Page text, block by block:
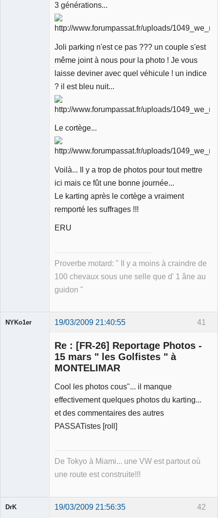
3 générations...
Joli parking n'est ce pas ??? un couple s'est
même joint à nous pour la photo ! Je vous
laisse deviner avec quel véhicule ! un indice
? il est bleu nuit...
Le cortège...
Voilà... Il y a trop de photos pour tout mettre
ici mais ce fût une bonne journée...
Le karting après le cortège a vraiment
remporté les suffrages !!!
ERU
Proverbe motard: " Il y a moins à craindre de
100 chevaux sous une selle que d' 1 âne au
guidon "
41
NYKo1er 19/03/2009 21:40:55
Re : [FR-26] Reportage Photos -
15 mars " les Golfistes " à
MONTELIMAR
Cool les photos cous"... il manque
effectivement quelques photos du karting...
et des commentaires des autres
PASSATistes [roll]
De Tokyo à Miami... une VW est partout où
une route est construite!!!
42
DrK 19/03/2009 21:56:35